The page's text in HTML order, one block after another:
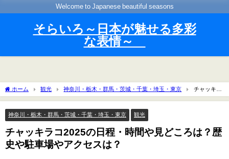
Welcome to Japanese beautiful seasons
そらいろ～日本が魅せる多彩
な表情～
ホーム 観光 神奈川・栃木・群馬・茨城・千葉・埼玉・東京
チャッキラ
コ2025の日程・時間や見どころは？歴史や駐車場やアクセスは？
神奈川・栃木・群馬・茨城・千葉・埼玉・東京 観光
チャッキラコ2025の日程・時間や見どころは？歴
史や駐車場やアクセスは？